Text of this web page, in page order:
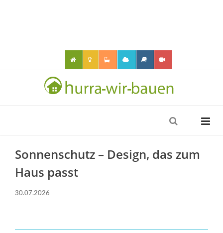
Sonnenschutz – Design, das zum
Haus passt
30.07.2026